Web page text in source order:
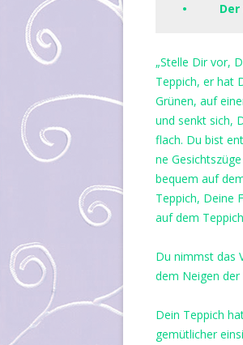
• Der
„Stelle Dir vor,
Teppich, er hat
Grünen, auf
und senkt sich,
flach. Du bist
ne
bequem auf
Teppich, Deine
auf dem
Du nimmst das
dem Neigen
Dein Teppich
gemütlicher